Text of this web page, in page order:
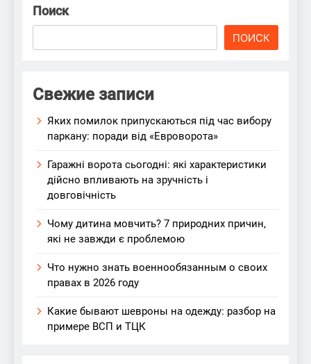
Поиск
ПОИСК
Свежие записи
Яких помилок припускаються під час вибору
паркану: поради від «Евроворота»
Гаражні ворота сьогодні: які характеристики
дійсно впливають на зручність і
довговічність
Чому дитина мовчить? 7 природних причин,
які не завжди є проблемою
Что нужно знать военнообязанным о своих
правах в 2026 году
Какие бывают шевроны на одежду: разбор на
примере ВСП и ТЦК